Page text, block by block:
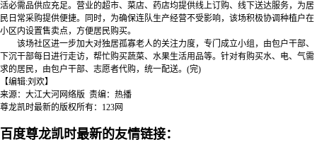
活必需品供应充足。营业的超市、菜店、药店均提供线上订购、线下送达服务，为居
民日常采购提供便捷。同时，为确保连队生产经营不受影响，该场积极协调种植户在
小区内设置售卖点，方便居民购买。
该场社区进一步加大对独居孤寡老人的关注力度，专门成立小组，由包户干部、
下沉干部每日进行走访，帮忙购买蔬菜、水果生活用品等。针对有购买水、电、气需
求的居民，由包户干部、志愿者代购，统一配送。(完)
【编辑:刘欢】
来源：大江大河网络版 责编：热播
尊龙凯时最新的版权所有：123网
百度尊龙凯时最新的友情链接：